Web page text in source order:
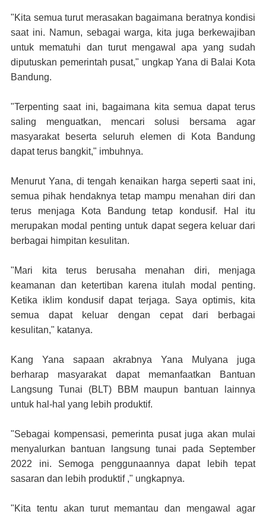
"Kita semua turut merasakan bagaimana beratnya kondisi
saat ini. Namun, sebagai warga, kita juga berkewajiban
untuk mematuhi dan turut mengawal apa yang sudah
diputuskan pemerintah pusat," ungkap Yana di Balai Kota
Bandung.
"Terpenting saat ini, bagaimana kita semua dapat terus
saling menguatkan, mencari solusi bersama agar
masyarakat beserta seluruh elemen di Kota Bandung
dapat terus bangkit," imbuhnya.
Menurut Yana, di tengah kenaikan harga seperti saat ini,
semua pihak hendaknya tetap mampu menahan diri dan
terus menjaga Kota Bandung tetap kondusif. Hal itu
merupakan modal penting untuk dapat segera keluar dari
berbagai himpitan kesulitan.
"Mari kita terus berusaha menahan diri, menjaga
keamanan dan ketertiban karena itulah modal penting.
Ketika iklim kondusif dapat terjaga. Saya optimis, kita
semua dapat keluar dengan cepat dari berbagai
kesulitan," katanya.
Kang Yana sapaan akrabnya Yana Mulyana juga
berharap masyarakat dapat memanfaatkan Bantuan
Langsung Tunai (BLT) BBM maupun bantuan lainnya
untuk hal-hal yang lebih produktif.
"Sebagai kompensasi, pemerinta pusat juga akan mulai
menyalurkan bantuan langsung tunai pada September
2022 ini. Semoga penggunaannya dapat lebih tepat
sasaran dan lebih produktif ," ungkapnya.
"Kita tentu akan turut memantau dan mengawal agar